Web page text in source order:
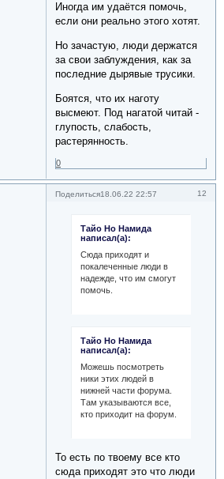
Иногда им удаётся помочь,
если они реально этого хотят.
Но зачастую, люди держатся
за свои заблуждения, как за
последние дырявые трусики.
Боятся, что их наготу
высмеют. Под нагатой читай -
глупость, слабость,
растерянность.
0
Поделиться 12
18.06.22 22:57
Тайо Но Намида
написал(а):
Сюда приходят и
покалеченные люди в
надежде, что им смогут
помочь.
Тайо Но Намида
написал(а):
Можешь посмотреть
ники этих людей в
нижней части форума.
Там указываются все,
кто приходит на форум.
То есть по твоему все кто
сюда приходят это что люди